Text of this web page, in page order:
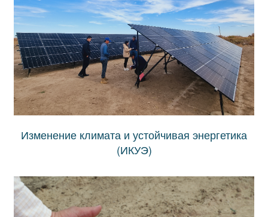
Изменение климата и устойчивая энергетика
(ИКУЭ)